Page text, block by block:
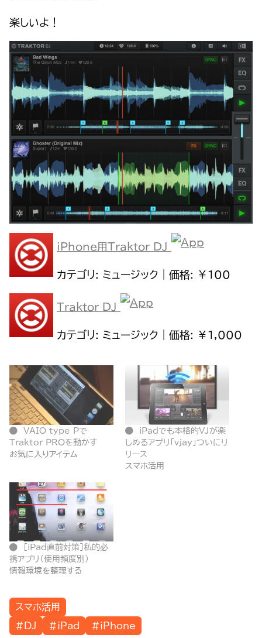
楽しいよ！
iPhone用Traktor DJ
カテゴリ: ミュージック｜価格: ￥100
Traktor DJ
カテゴリ: ミュージック｜価格: ￥1,000
VAIO type Pで
Traktor PROを動かす
お気に入りアイテム
iPadでも本格的VJが楽
しめるアプリ「vjay」ついにリ
リース
スマホ活用
[iPad直前対策]私的必
携アプリ（使用頻度別）
情報環境を整理する
スマホ活用
#DJ
#iPad #iPhone